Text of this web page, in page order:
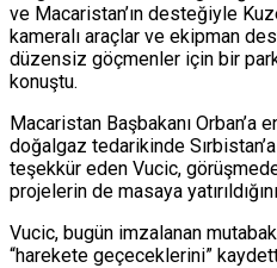
ve Macaristan’ın desteğiyle
kameralı araçlar ve ekipman
düzensiz göçmenler için bir
konuştu.
Macaristan Başbakanı Orban’a
doğalgaz tedarikinde
teşekkür eden Vucic,
projelerin de masaya
Vucic, bugün imzalanan
“harekete geçeceklerini”